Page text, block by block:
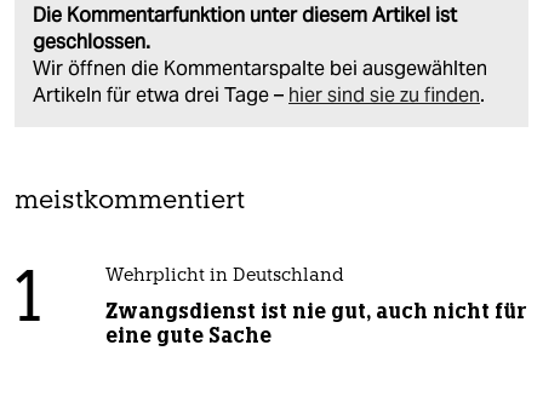
Die Kommentarfunktion unter diesem Artikel ist
geschlossen.
Wir öffnen die Kommentarspalte bei ausgewählten
Artikeln für etwa drei Tage – hier sind sie zu finden.
meistkommentiert
1 Wehrplicht in Deutschland
Zwangsdienst ist nie gut, auch nicht für
eine gute Sache